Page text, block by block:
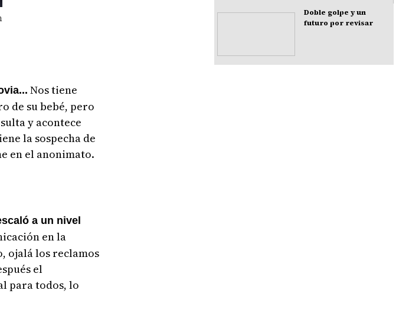
Nos tiene
de su bebé, pero
y acontece
la sospecha de
en el anonimato.
a un nivel
en la
ojalá los reclamos
el
para todos, lo
Doble golpe y un
futuro por revisar